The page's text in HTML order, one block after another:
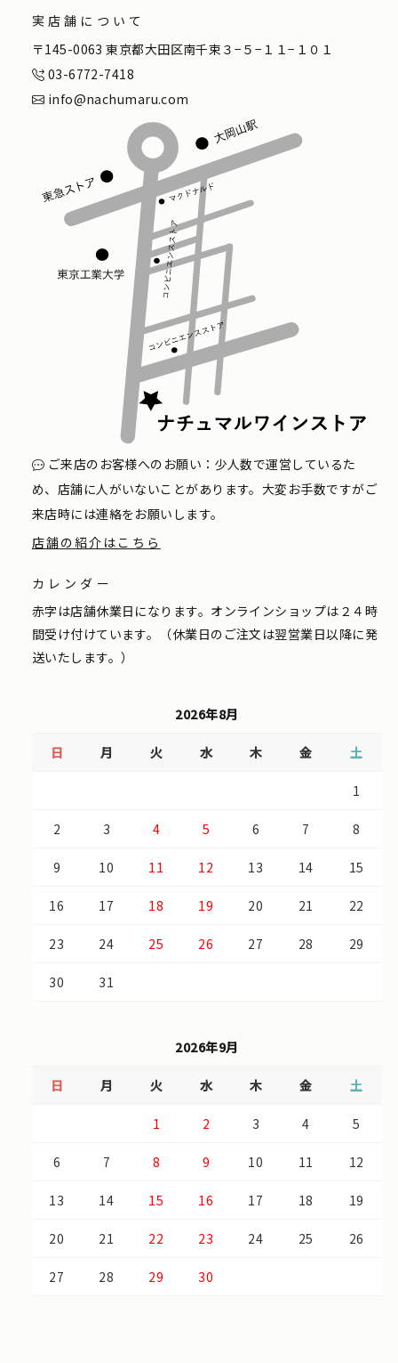
実店舗について
〒145-0063 東京都大田区南千束３−５−１１−１０１
03-6772-7418
info@nachumaru.com
ご来店のお客様へのお願い：少人数で運営しているた
め、店舗に人がいないことがあります。大変お手数ですがご
来店時には連絡をお願いします。
店舗の紹介はこちら
カレンダー
赤字は店舗休業日になります。オンラインショップは２４時
間受け付けています。（休業日のご注文は翌営業日以降に発
送いたします。）
2026年8月
日 月 火 水 木 金 土
1
2 3 4 5 6 7 8
9 10 11 12 13 14 15
16 17 18 19 20 21 22
23 24 25 26 27 28 29
30 31
2026年9月
日 月 火 水 木 金 土
1 2 3 4 5
6 7 8 9 10 11 12
13 14 15 16 17 18 19
20 21 22 23 24 25 26
27 28 29 30